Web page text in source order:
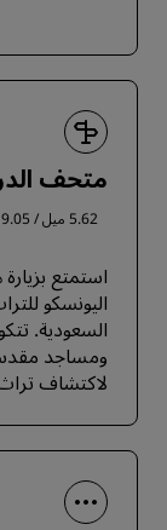
متحف
5.62 ميل / 9.05 كم من الفندق
استمتع
اليونسكو
السعودية.
ومساجد
لاكتشاف تراث